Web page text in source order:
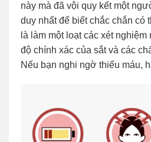
này mà đã vội quy kết một
duy nhất để biết chắc chắn có
là làm một loạt các xét
độ chính xác của sắt và các
Nếu bạn nghi ngờ thiếu máu,